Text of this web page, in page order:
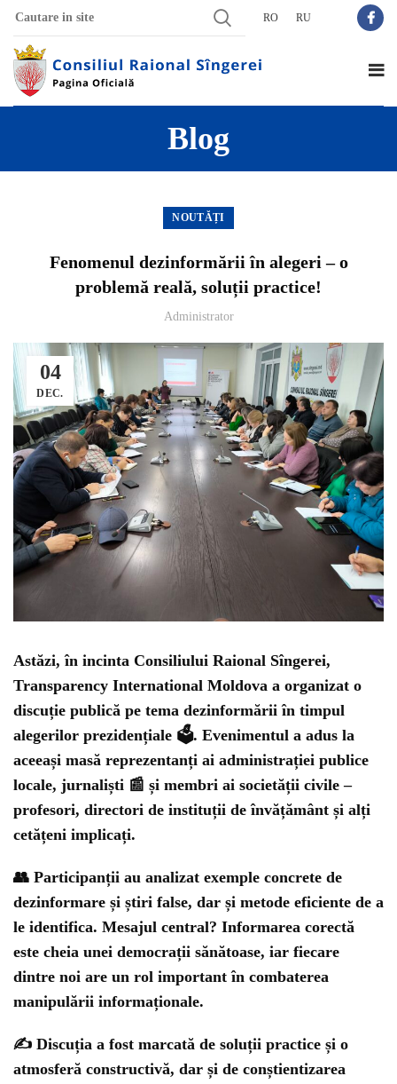
RO RU
Blog
NOUTĂȚI
Fenomenul dezinformării în alegeri – o
problemă reală, soluții practice!
Administrator
04
DEC.
Astăzi, în incinta Consiliului Raional Sîngerei,
Transparency International Moldova a organizat o
discuție publică pe tema dezinformării în timpul
alegerilor prezidențiale 🗳️. Evenimentul a adus la
aceeași masă reprezentanți ai administrației publice
locale, jurnaliști 📰 și membri ai societății civile –
profesori, directori de instituții de învățământ și alți
cetățeni implicați.
👥 Participanții au analizat exemple concrete de
dezinformare și știri false, dar și metode eficiente de a
le identifica. Mesajul central? Informarea corectă
este cheia unei democrații sănătoase, iar fiecare
dintre noi are un rol important în combaterea
manipulării informaționale.
✍️ Discuția a fost marcată de soluții practice și o
atmosferă constructivă, dar și de conștientizarea